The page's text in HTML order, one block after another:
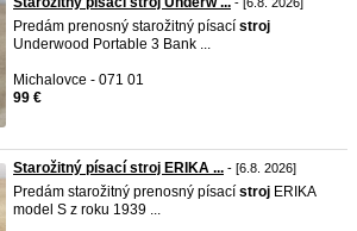
Predám prenosný starožitný písací stroj
Underwood Portable 3 Bank ...
Michalovce - 071 01
99 €
Starožitný písací stroj ERIKA ... - [6.8. 2026]
Predám starožitný prenosný písací stroj ERIKA
model S z roku 1939 ...